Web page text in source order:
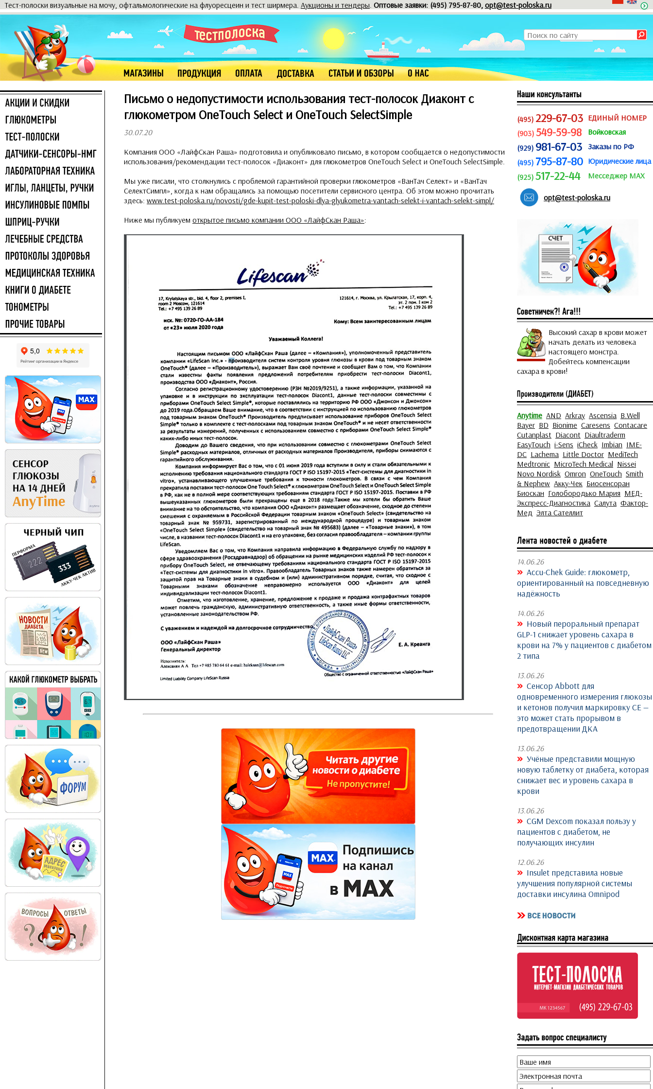
Тест-полоски визуальные на мочу, офтальмологические на флуоресцеин и тест ширмера. Аукционы и тендеры. Оптовые заявки: (495) 795-87-80, opt@test-poloska.ru
Письмо о недопустимости использования тест-полосок Диаконт с
глюкометром OneTouch Select и OneTouch SelectSimple
30.07.20
Компания ООО «ЛайфСкан Раша» подготовила и опубликовало письмо, в котором сообщается о недопустимости
использования/рекомендации тест-полосок «Диаконт» для глюкометров OneTouch Select и OneTouch SelectSimple.
Мы уже писали, что столкнулись с проблемой гарантийной проверки глюкометров «ВанТач Селект» и «ВанТач
СелектСимпл», когда к нам обращались за помощью посетители сервисного центра. Об этом можно прочитать
здесь: www.test-poloska.ru/novosti/gde-kupit-test-poloski-dlya-glyukometra-vantach-selekt-i-vantach-selekt-simpl/
Ниже мы публикуем открытое письмо компании ООО «ЛайфСкан Раша»:
(495) 229-67-03 ЕДИНЫЙ НОМЕР
(903) 549-59-98
Войковская
(929) 981-67-03 Заказы по РФ
(495) 795-87-80 Юридические лица
(925) 517-22-44 Месседжер MAX
opt@test-poloska.ru
Высокий сахар в крови может
начать делать из человека
настоящего монстра.
Добейтесь компенсации
сахара в крови!
Anytime AND Arkray Ascensia B.Well
Bayer BD Bionime Caresens Contacare
Cutanplast Diacont Diaultraderm
EasyTouch i-Sens iCheck Imbian IME-
DC Lachema Little Doctor MediTech
Medtronic MicroTech Medical Nissei
Novo Nordisk Omron OneTouch Smith
& Nephew Акку-Чек Биосенсоран
Биоскан Голобородько Мария МЕД-
Экспресс-Диагностика Салута Фактор-
Мед Элта Сателлит
14.06.26
Accu-Chek Guide: глюкометр,
ориентированный на повседневную
надёжность
14.06.26
Новый пероральный препарат
GLP-1 снижает уровень сахара в
крови на 7% у пациентов с диабетом
2 типа
13.06.26
Сенсор Abbott для
одновременного измерения глюкозы
и кетонов получил маркировку CE —
это может стать прорывом в
предотвращении ДКА
13.06.26
Учёные представили мощную
новую таблетку от диабета, которая
снижает вес и уровень сахара в
крови
13.06.26
CGM Dexcom показал пользу у
пациентов с диабетом, не
получающих инсулин
12.06.26
Insulet представила новые
улучшения популярной системы
доставки инсулина Omnipod